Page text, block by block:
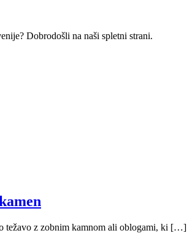
Dobrodošli na naši spletni strani.
težavo z zobnim kamnom ali oblogami, ki […]